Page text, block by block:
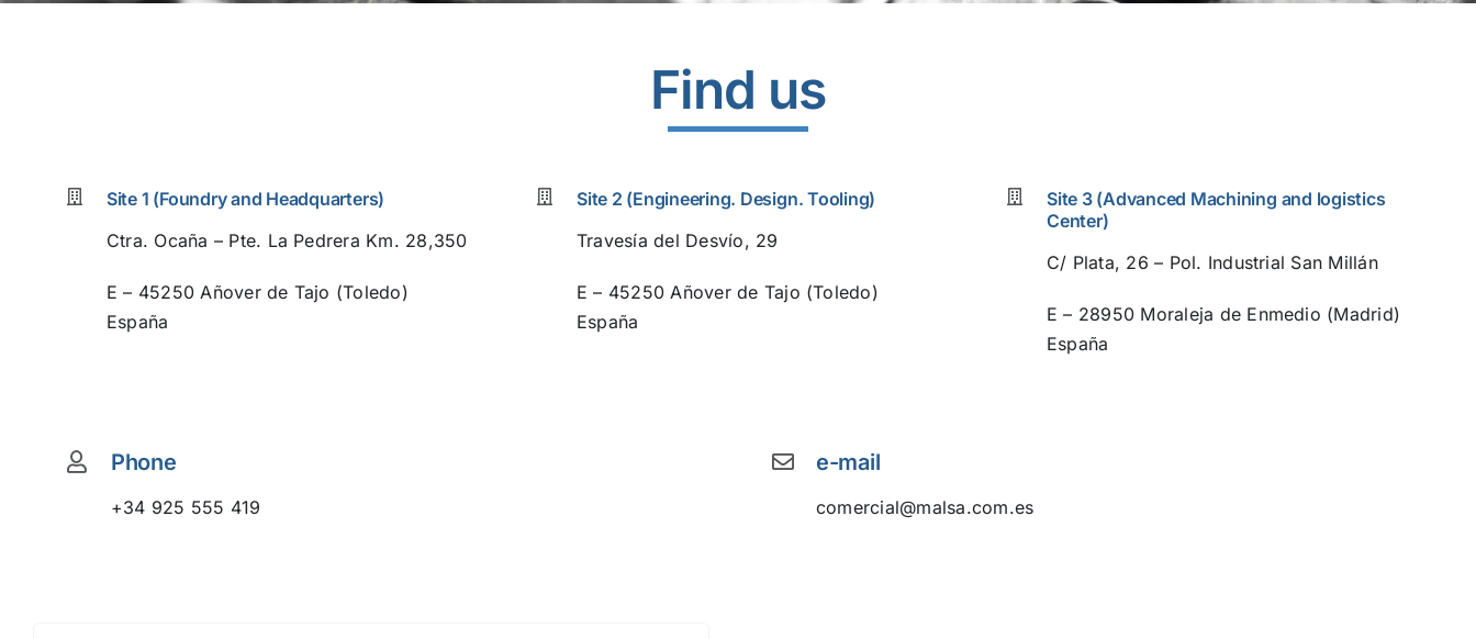
Find us
Site 1 (Foundry and Headquarters)
Ctra. Ocaña – Pte. La Pedrera Km. 28,350
E – 45250 Añover de Tajo (Toledo)
España
Site 2 (Engineering. Design. Tooling)
Travesía del Desvío, 29
E – 45250 Añover de Tajo (Toledo)
España
Site 3 (Advanced Machining and logistics
Center)
C/ Plata, 26 – Pol. Industrial San Millán
E – 28950 Moraleja de Enmedio (Madrid)
España
Phone
+34 925 555 419
e-mail
comercial@malsa.com.es